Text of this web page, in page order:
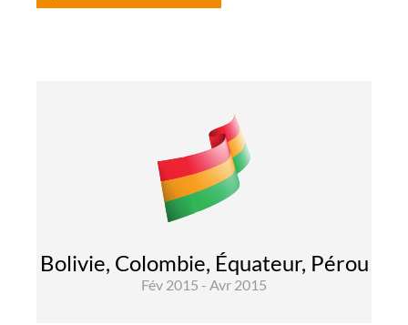
Bolivie, Colombie, Équateur, Pérou
Fév 2015 - Avr 2015
Gouvernance et Renforcement
Evaluations
l'amélioration de la cohésion économique et
sociale de la Communauté andine. L'objectif
spécifique est de contribuer à renforcer ...